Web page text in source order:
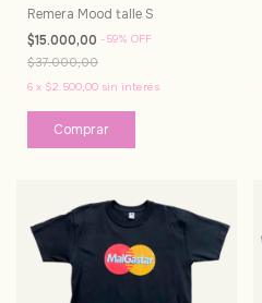
Remera Mood talle S
$15.000,00 -59% OFF
$37.000,00
6 x $2.500,00 sin interés